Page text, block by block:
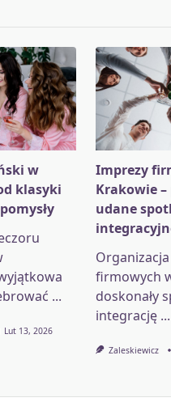
w
klasyki
...
Lut 13, 2026
Imprezy
Krakowie –
udane
firmowych
doskonały
integrację ...
Zaleskiewicz